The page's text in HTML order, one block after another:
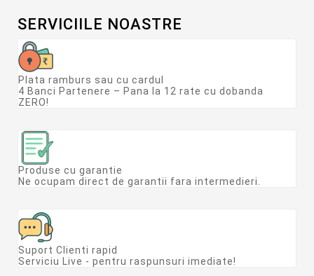
SERVICIILE NOASTRE
Plata ramburs sau cu cardul
4 Banci Partenere – Pana la 12 rate cu dobanda
ZERO!
Produse cu garantie
Ne ocupam direct de garantii fara intermedieri.
Suport Clienti rapid
Serviciu Live - pentru raspunsuri imediate!